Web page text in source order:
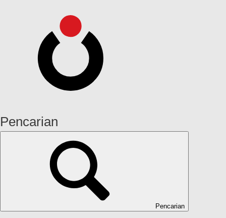
Pencarian
Pencarian